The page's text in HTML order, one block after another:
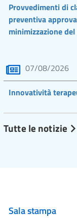
Provvedimenti di
preventiva
minimizzazione
07/08/2026
Innovatività
Tutte le notizie
Sala stampa